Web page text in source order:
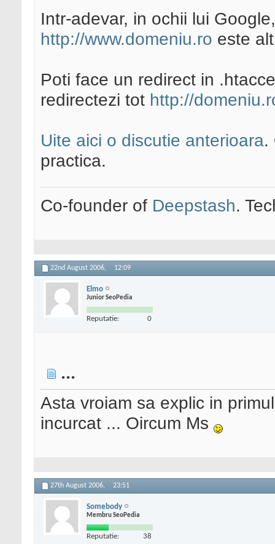
Intr-adevar, in ochii lui
http://www.domeniu.ro este
Poti face un redirect in
redirectezi tot http://
Uite aici o discutie anterioara.
practica.
Co-founder of Deepstash.
22nd August 2006, 12:09
Elmo
Junior SeoPedia
Reputatie: 0
...
Asta vroiam sa explic in
incurcat ... Oircum Ms
27th August 2006, 23:51
Somebody
Membru SeoPedia
Reputatie: 38